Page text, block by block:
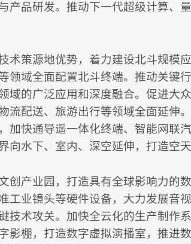
产品研发。推动下一代超级计算、
术策源地优势，着力建设北斗规模
领域全面配置北斗终端。推动关键
域的广泛应用和深度融合。促进大
流配送、旅游出行等领域全面延伸
加快通导遥一体化终端、智能网联
向水下、室内、深空延伸，打造空天
创产业园，打造具有全球影响力的
工业镜头等硬件设备，大力发展音
技术攻关。加快全云化的生产制作
影棚，打造数字虚拟演播室，推进